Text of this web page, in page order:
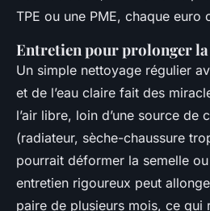
TPE ou une PME, chaque euro
Entretien pour prolonger la
Un simple nettoyage régulier
et de l’eau claire fait des
l’air libre, loin d’une source de
(radiateur, sèche-chaussure
pourrait déformer la semelle
entretien rigoureux peut
paire de plusieurs mois, ce qui